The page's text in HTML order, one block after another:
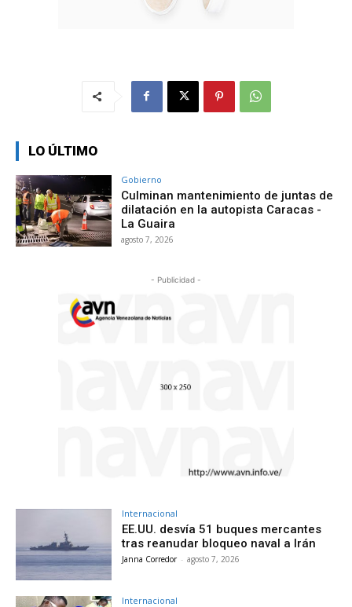
LO ÚLTIMO
Gobierno
Culminan mantenimiento de juntas de
dilatación en la autopista Caracas -
La Guaira
agosto 7, 2026
- Publicidad -
Internacional
EE.UU. desvía 51 buques mercantes
tras reanudar bloqueo naval a Irán
Janna Corredor - agosto 7, 2026
Internacional